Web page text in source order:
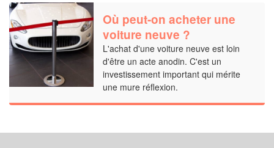
Où peut-on acheter une
voiture neuve ?
L'achat d'une voiture neuve est loin
d'être un acte anodin. C'est un
investissement important qui mérite
une mure réflexion.